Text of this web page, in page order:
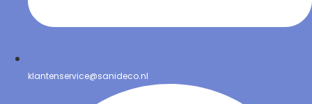
klantenservice@sanideco.nl